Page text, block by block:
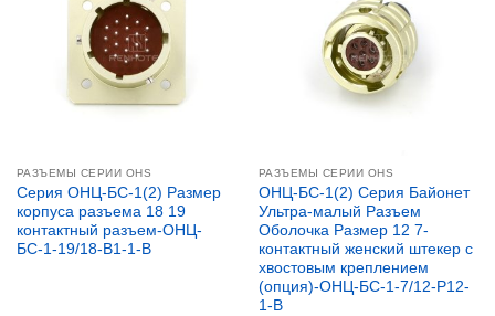
РАЗЪЕМЫ СЕРИИ OHS
Серия ОНЦ-БС-1(2) Размер
корпуса разъема 18 19
контактный разъем-ОНЦ-
БС-1-19/18-B1-1-B
РАЗЪЕМЫ СЕРИИ OHS
ОНЦ-БС-1(2) Серия Байонет
Ультра-малый Разъем
Оболочка Размер 12 7-
контактный женский штекер с
хвостовым креплением
(опция)-ОНЦ-БС-1-7/12-P12-
1-B